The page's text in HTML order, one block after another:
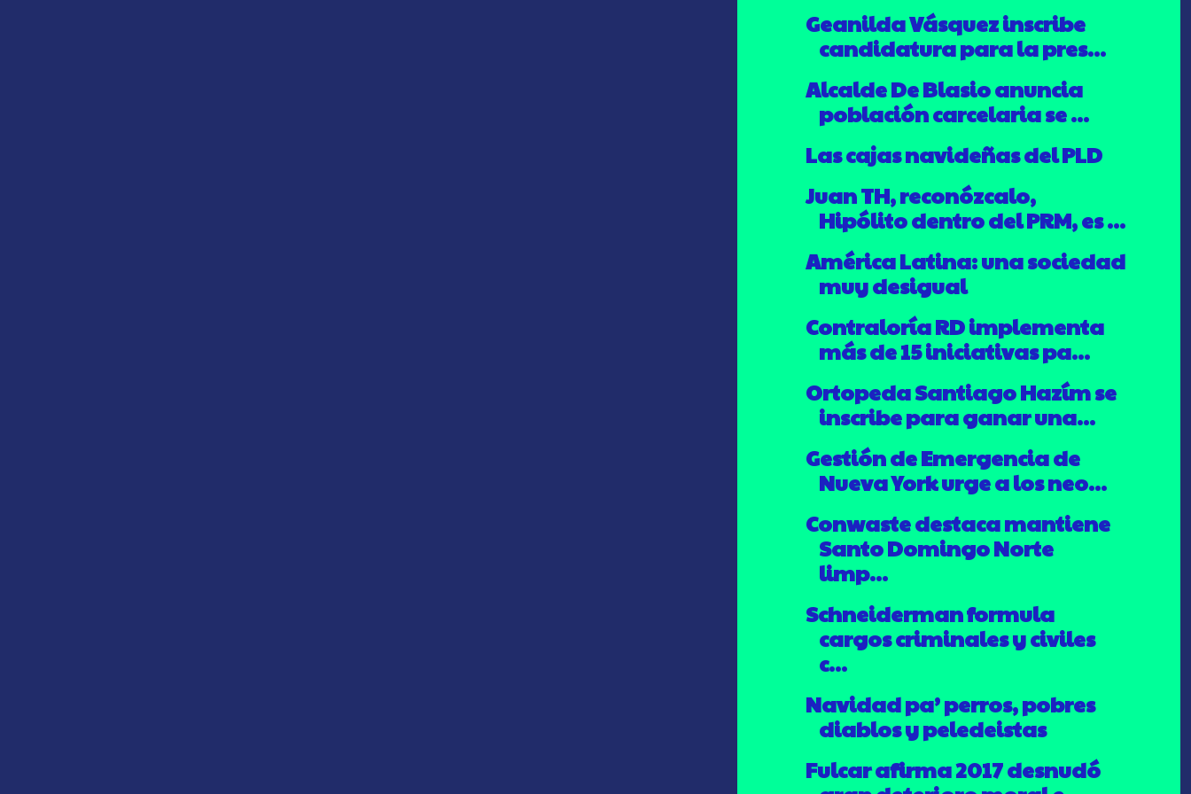
Geanilda Vásquez inscribe
candidatura para la pres...
Alcalde De Blasio anuncia
población carcelaria se ...
Las cajas navideñas del PLD
Juan TH, reconózcalo,
Hipólito dentro del PRM, es ...
América Latina: una sociedad
muy desigual
Contraloría RD implementa
más de 15 iniciativas pa...
Ortopeda Santiago Hazím se
inscribe para ganar una...
Gestión de Emergencia de
Nueva York urge a los neo...
Conwaste destaca mantiene
Santo Domingo Norte
limp...
Schneiderman formula
cargos criminales y civiles
c...
Navidad pa’ perros, pobres
diablos y peledeistas
Fulcar afirma 2017 desnudó